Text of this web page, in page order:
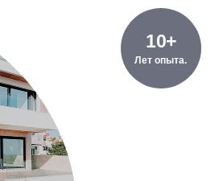
10+
Лет опыта.